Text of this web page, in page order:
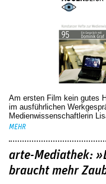
Am ersten Film kein gutes
im ausführlichen
Medienwissenschaftlerin
MEHR
arte-Mediathek:
braucht mehr